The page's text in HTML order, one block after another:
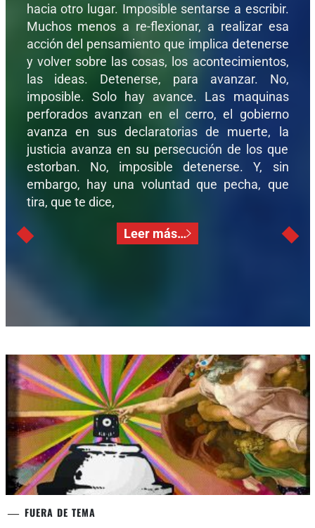
hacia otro lugar. Imposible sentarse a escribir.
Muchos menos a re-flexionar, a realizar esa
acción del pensamiento que implica detenerse
y volver sobre las cosas, los acontecimientos,
las ideas. Detenerse, para avanzar. No,
imposible. Solo hay avance. Las maquinas
perforados avanzan en el cerro, el gobierno
avanza en sus declaratorias de muerte, la
justicia avanza en su persecución de los que
estorban. No, imposible detenerse. Y, sin
embargo, hay una voluntad que pecha, que
tira, que te dice,
Leer más…
FUERA DE TEMA